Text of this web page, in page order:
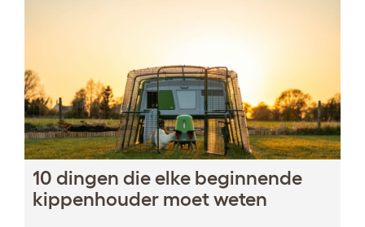
10 dingen die elke beginnende
kippenhouder moet weten